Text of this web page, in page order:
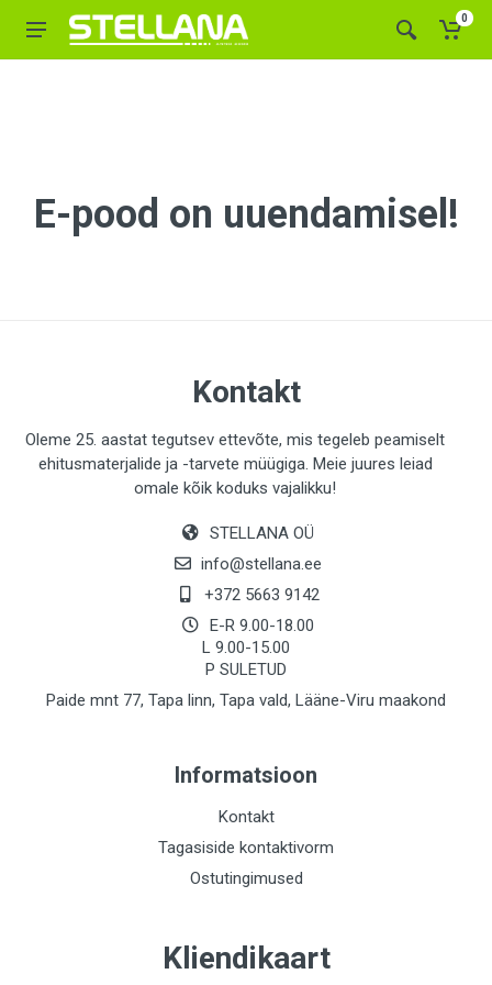
0
E-pood on uuendamisel!
Kontakt
Oleme 25. aastat tegutsev ettevõte, mis tegeleb peamiselt
ehitusmaterjalide ja -tarvete müügiga. Meie juures leiad
omale kõik koduks vajalikku!
STELLANA OÜ
info@stellana.ee
+372 5663 9142
E-R 9.00-18.00
L 9.00-15.00
P SULETUD
Paide mnt 77, Tapa linn, Tapa vald, Lääne-Viru maakond
Informatsioon
Kontakt
Tagasiside kontaktivorm
Ostutingimused
Kliendikaart